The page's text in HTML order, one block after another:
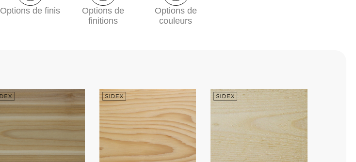
Options de finis
Options de
finitions
Options de
couleurs